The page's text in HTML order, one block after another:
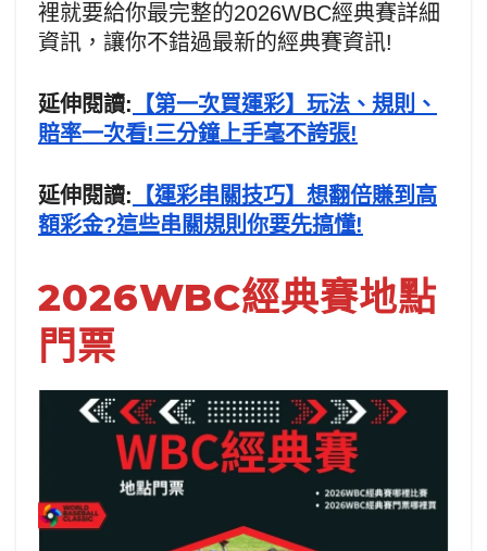
裡就要給你最完整的2026WBC經典賽詳細
資訊，讓你不錯過最新的經典賽資訊!
延伸閱讀: 【第一次買運彩】玩法、規則、
賠率一次看!三分鐘上手毫不誇張!
延伸閱讀: 【運彩串關技巧】想翻倍賺到高
額彩金?這些串關規則你要先搞懂!
2026WBC經典賽地點
門票